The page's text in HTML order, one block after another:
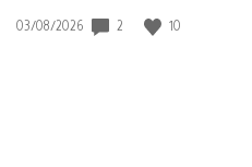
Date
03/08/2026 2 10